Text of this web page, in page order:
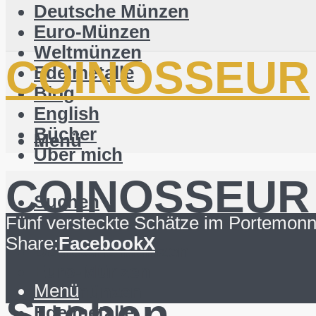
Deutsche Münzen
Euro-Münzen
Weltmünzen
Edelmetalle
Blog
English
Bücher
Über mich
Suchen
COINOSSEUR
Menü
COINOSSEUR
Deutsche Münzen
Weltmünzen
Fünf versteckte Schätze im
Share:FacebookX
Menü